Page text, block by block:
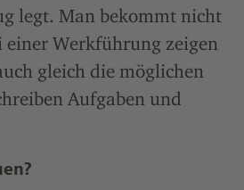
legt. Man bekommt nicht
einer Werkführung zeigen
gleich die möglichen
Aufgaben und